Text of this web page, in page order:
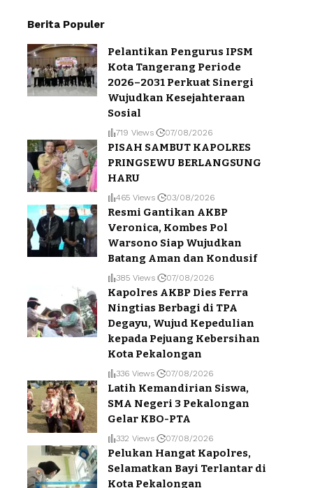
Berita Populer
Pelantikan Pengurus IPSM
Kota Tangerang Periode
2026–2031 Perkuat Sinergi
Wujudkan Kesejahteraan
Sosial
719 Views 07/08/2026
PISAH SAMBUT KAPOLRES
PRINGSEWU BERLANGSUNG
HARU
465 Views 03/08/2026
Resmi Gantikan AKBP
Veronica, Kombes Pol
Warsono Siap Wujudkan
Batang Aman dan Kondusif
385 Views 07/08/2026
Kapolres AKBP Dies Ferra
Ningtias Berbagi di TPA
Degayu, Wujud Kepedulian
kepada Pejuang Kebersihan
Kota Pekalongan
336 Views 07/08/2026
Latih Kemandirian Siswa,
SMA Negeri 3 Pekalongan
Gelar KBO-PTA
332 Views 07/08/2026
Pelukan Hangat Kapolres,
Selamatkan Bayi Terlantar di
Kota Pekalongan